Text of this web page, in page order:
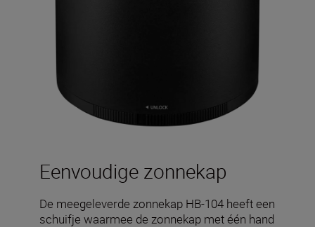
Eenvoudige zonnekap
De meegeleverde zonnekap HB-104 heeft een
schuifje waarmee de zonnekap met één hand